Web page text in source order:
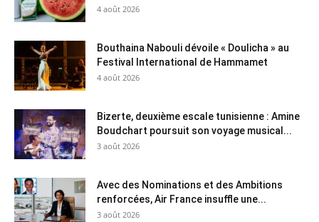
4 août 2026
Bouthaina Nabouli dévoile « Doulicha » au
Festival International de Hammamet
4 août 2026
Bizerte, deuxième escale tunisienne : Amine
Boudchart poursuit son voyage musical...
3 août 2026
Avec des Nominations et des Ambitions
renforcées, Air France insuffle une...
3 août 2026